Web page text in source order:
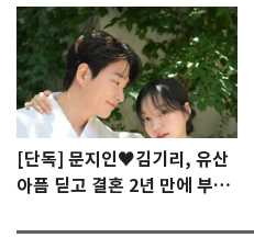
[단독] 문지인♥김기리, 유산
아픔 딛고 결혼 2년 만에 부모